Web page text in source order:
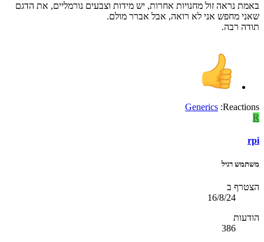
באמת נראה זול מחנויות אחרות, יש מידות וצבעים נורמליים, את הדגם
שאני מחפש אני לא רואה, אבל אברר מולם.
תודה רבה.
Reactions:
Generics
R
rpi
משתמש רגיל
הצטרף ב
16/8/24
הודעות
386